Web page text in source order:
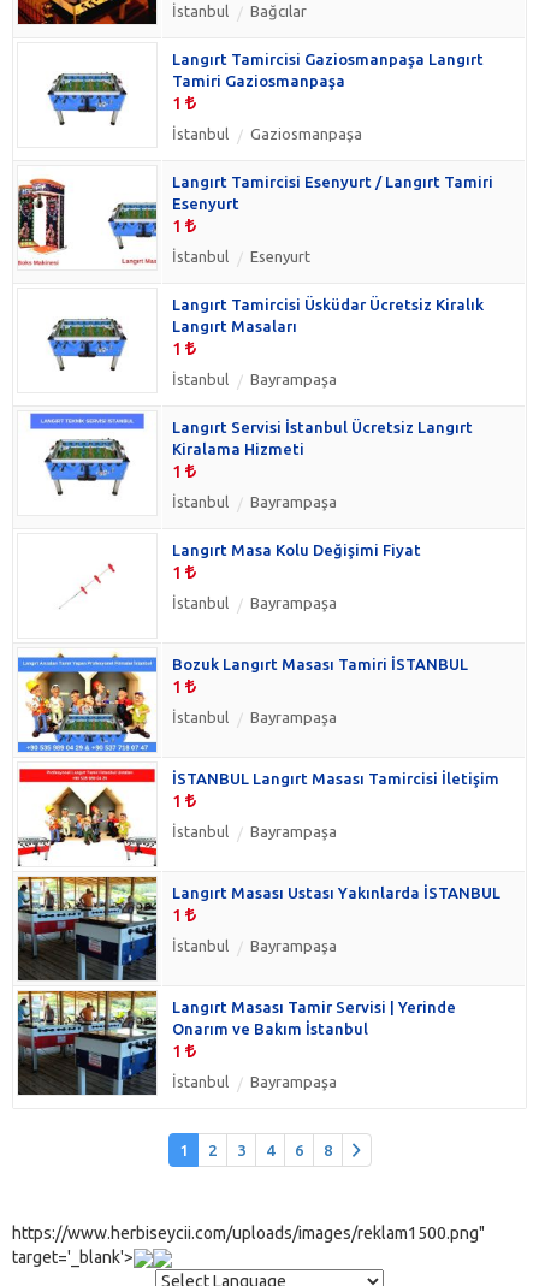
İstanbul Bağcılar
Langırt Tamircisi Gaziosmanpaşa Langırt
Tamiri Gaziosmanpaşa
1
İstanbul Gaziosmanpaşa
Langırt Tamircisi Esenyurt / Langırt Tamiri
Esenyurt
1
İstanbul Esenyurt
Langırt Tamircisi Üsküdar Ücretsiz Kiralık
Langırt Masaları
1
İstanbul Bayrampaşa
Langırt Servisi İstanbul Ücretsiz Langırt
Kiralama Hizmeti
1
İstanbul Bayrampaşa
Langırt Masa Kolu Değişimi Fiyat
1
İstanbul Bayrampaşa
Bozuk Langırt Masası Tamiri İSTANBUL
1
İstanbul Bayrampaşa
İSTANBUL Langırt Masası Tamircisi İletişim
1
İstanbul Bayrampaşa
Langırt Masası Ustası Yakınlarda İSTANBUL
1
İstanbul Bayrampaşa
Langırt Masası Tamir Servisi | Yerinde
Onarım ve Bakım İstanbul
1
İstanbul Bayrampaşa
1 2 3 4 6 8
https://www.herbiseycii.com/uploads/images/reklam1500.png"
target='_blank'>